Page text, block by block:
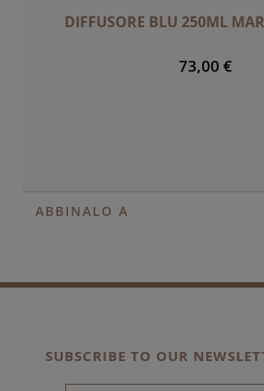
DIFFUSORE BLU 250ML
73,00 €
ABBINALO A
SUBSCRIBE TO OUR